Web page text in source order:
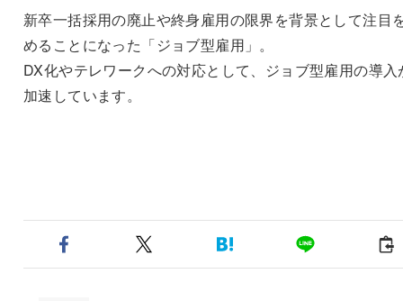
新卒一括採用の廃止や終身雇用の限界を背景として注目
めることになった「ジョブ型雇用」。
DX化やテレワークへの対応として、ジョブ型雇用の導入
加速しています。